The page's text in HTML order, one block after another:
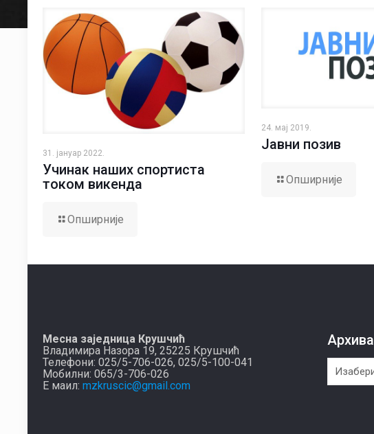
31. јануар 2022.
Учинак наших спортиста
током викенда
Опширније
24. мај 2019.
Јавни позив
Опширније
Месна заједница Крушчић
Владимира Назора 19, 25225 Крушчић
Телефони: 025/5-706-026, 025/5-100-041
Мобилни: 065/3-706-026
Е маил: mzkruscic@gmail.com
Архива